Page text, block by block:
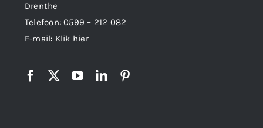
Drenthe
Telefoon:0599 – 212 082
E-mail: Klik hier